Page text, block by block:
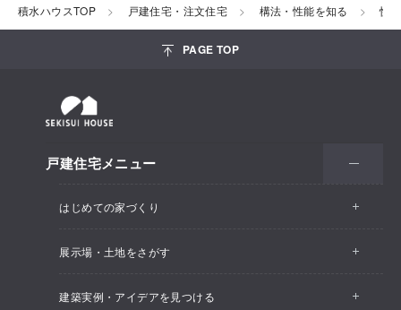
積水ハウスTOP 戸建住宅・注文住宅 構法・性能を知る 快
PAGE TOP
戸建住宅メニュー
はじめての家づくり
展示場・土地をさがす
建築実例・アイデアを見つける